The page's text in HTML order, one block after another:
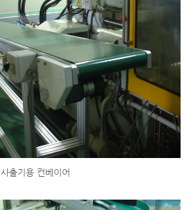
사출기용 컨베이어